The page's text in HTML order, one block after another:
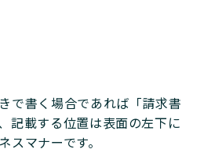
で書く場合であれば「請求書
記載する位置は表面の左下に
スマナーです。